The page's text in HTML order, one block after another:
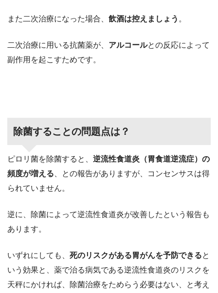
また二次治療になった場合、 飲酒は控えましょう 。
二次治療に用いる抗菌薬が、 アルコールとの反応によって
副作用を起こすためです。
除菌することの問題点は？
ピロリ菌を除菌すると、 逆流性食道炎（胃食道逆流症）の
頻度が増える 、との報告がありますが、コンセンサスは得
られていません。
逆に、除菌によって逆流性食道炎が改善したという報告も
あります。
いずれにしても、 死のリスクがある胃がんを予防できると
いう効果と、薬で治る病気である逆流性食道炎のリスクを
天秤にかければ、除菌治療をためらう必要はない、と考え